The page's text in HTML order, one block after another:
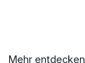
Mehr entdecken